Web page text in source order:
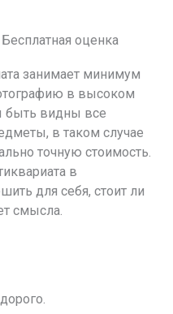
оценка
занимает минимум
в высоком
быть видны все
в таком случае
точную стоимость.
в
для себя, стоит ли
смысла.